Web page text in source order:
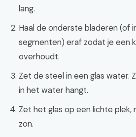
lang.
Haal de onderste bladeren (of
segmenten) eraf zodat je een
overhoudt.
Zet de steel in een glas water.
in het water hangt.
Zet het glas op een lichte plek,
zon.